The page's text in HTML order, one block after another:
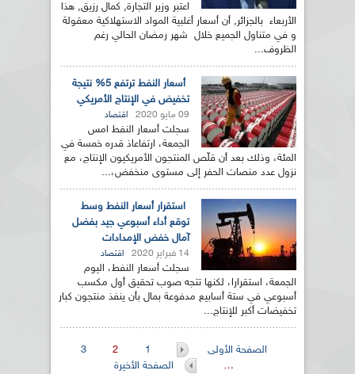
اعتبر وزير التجارة, كمال رزيق, هذا
الأربعاء بالجزائر, أن أسعار أغلبية المواد الاستهلاكية معقولة
و في متناول الجميع خلال شهر رمضان الحالي رغم
الظروف...
أسعار النفط ترتفع 5% نتيجة
تخفيض في الإنتاج الأمريكي
09 مايو 2020 اقتصاد
سجلت أسعار النفط امس
الجمعة، ارتفاعاذ قدره خمسة في
المئة، وذلك بعد أن قلّص المنتجون الأمريكيون الإنتاج، مع
نزول عدد منصات الحفر إلى مستوى منخفض،...
استقرار أسعار النفط وسط
توقع أداء أسبوعي جيد بفضل
آمال خفض الإمدادات
14 فبراير 2020 اقتصاد
سجلت أسعار النفط، اليوم
الجمعة، استقرارا، لكنها تتجه صوب تحقيق أول مكسب
أسبوعي في ستة أسابيع مدفوعة بمال بأن ينفذ منتجون كبار
تخفيضات أكبر للإنتاج...
الصفحات
الصفحة الأولى 1
2
3
…
الصفحة الأخيرة